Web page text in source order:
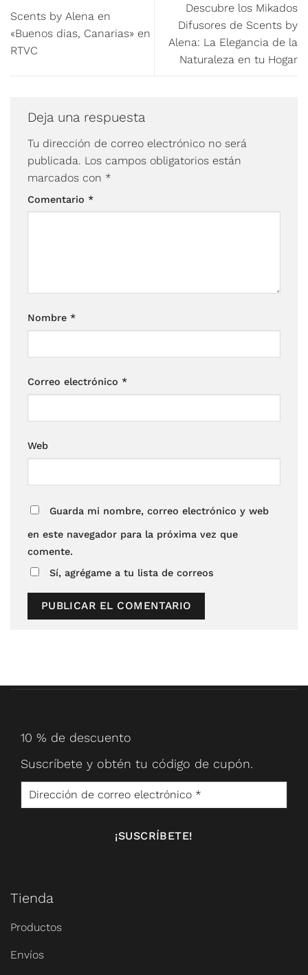
Scents by Alena en
«Buenos dias, Canarias» en
RTVC
Descubre los Mikados
Difusores de Scents by
Alena: La Elegancia de la
Naturaleza en tu Hogar
Deja una respuesta
Tu dirección de correo electrónico no será
publicada. Los campos obligatorios están
marcados con *
Comentario *
Nombre *
Correo electrónico *
Web
Guarda mi nombre, correo electrónico y web
en este navegador para la próxima vez que
comente.
Sí, agrégame a tu lista de correos
10 % de descuento
Suscríbete y obtén tu código de cupón.
Tienda
Productos
Envíos